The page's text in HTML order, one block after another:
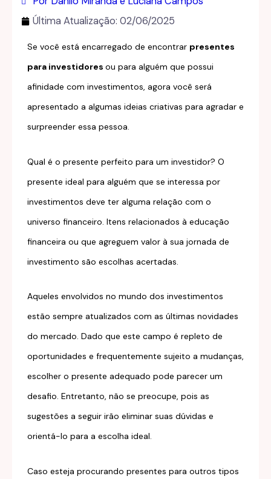
Última Atualização: 02/06/2025
Se você está encarregado de encontrar presentes
para investidores ou para alguém que possui
afinidade com investimentos, agora você será
apresentado a algumas ideias criativas para agradar e
surpreender essa pessoa.
Qual é o presente perfeito para um investidor? O
presente ideal para alguém que se interessa por
investimentos deve ter alguma relação com o
universo financeiro. Itens relacionados à educação
financeira ou que agreguem valor à sua jornada de
investimento são escolhas acertadas.
Aqueles envolvidos no mundo dos investimentos
estão sempre atualizados com as últimas novidades
do mercado. Dado que este campo é repleto de
oportunidades e frequentemente sujeito a mudanças,
escolher o presente adequado pode parecer um
desafio. Entretanto, não se preocupe, pois as
sugestões a seguir irão eliminar suas dúvidas e
orientá-lo para a escolha ideal.
Caso esteja procurando presentes para outros tipos